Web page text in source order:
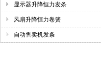
显示器升降恒力发条
风扇升降恒力卷簧
自动售卖机发条